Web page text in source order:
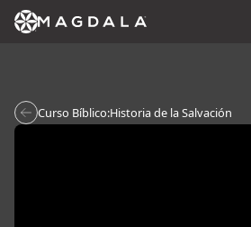
Curso Bíblico:Historia de la Salvación